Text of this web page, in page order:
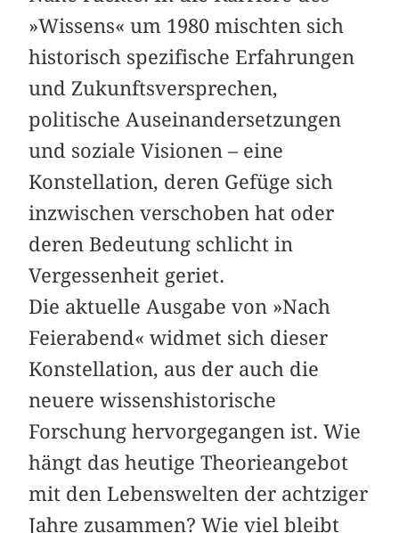
»Wissens« um 1980 mischten sich
historisch spezifische Erfahrungen
und Zukunftsversprechen,
politische Auseinandersetzungen
und soziale Visionen – eine
Konstellation, deren Gefüge sich
inzwischen verschoben hat oder
deren Bedeutung schlicht in
Vergessenheit geriet.
Die aktuelle Ausgabe von »Nach
Feierabend« widmet sich dieser
Konstellation, aus der auch die
neuere wissenshistorische
Forschung hervorgegangen ist. Wie
hängt das heutige Theorieangebot
mit den Lebenswelten der achtziger
Jahre zusammen? Wie viel bleibt